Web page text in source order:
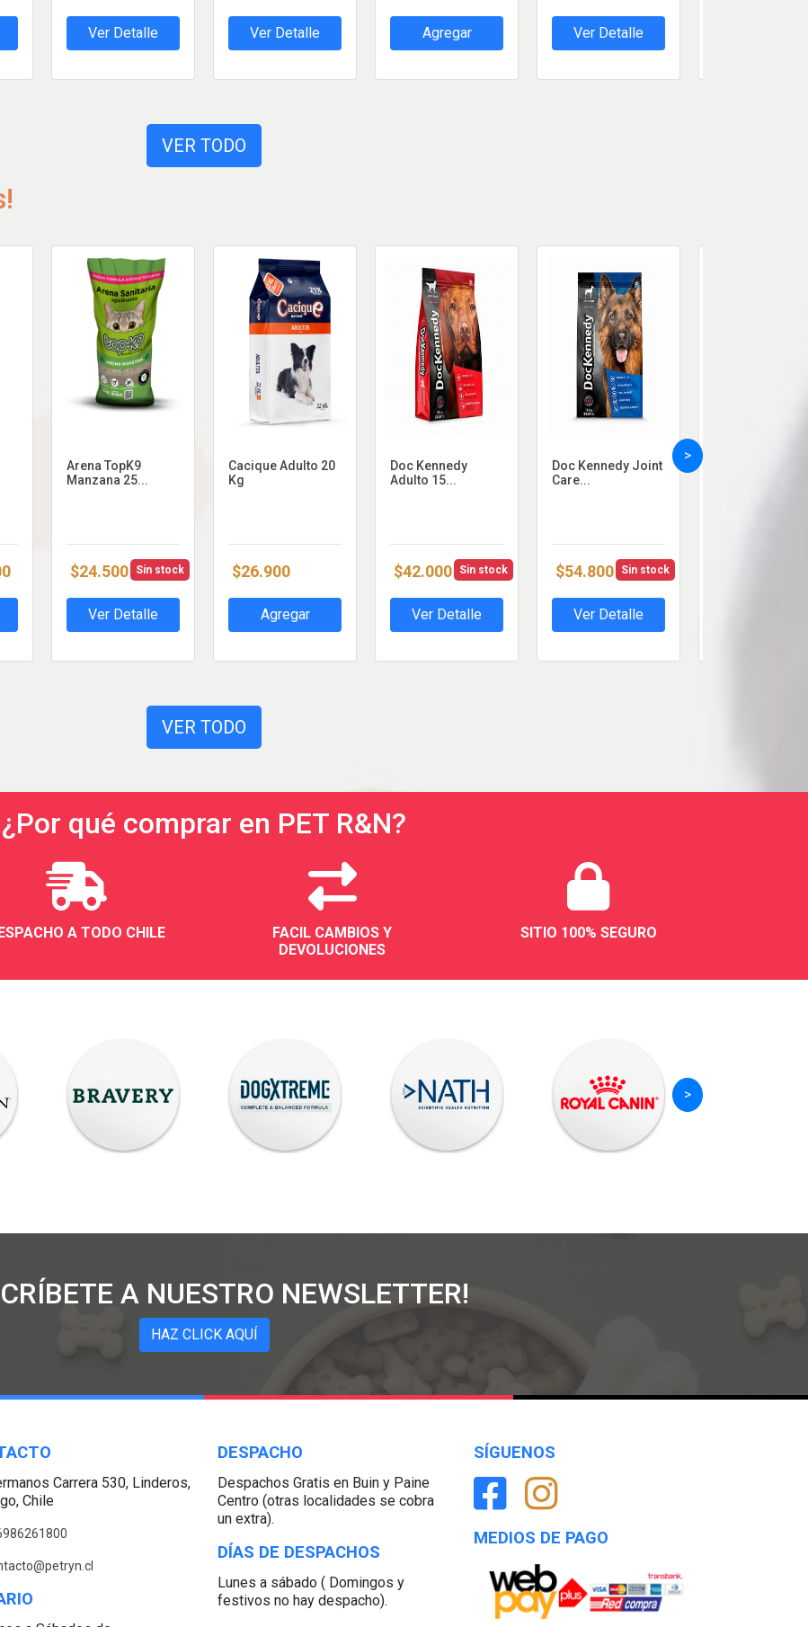
Ver Detalle Ver Detalle Agregar Ver Detalle
VER TODO
Arena TopK9
Manzana 25...
$24.500 Sin stock
Ver Detalle
Cacique Adulto 20
Kg
$26.900
Agregar
Doc Kennedy
Adulto 15...
$42.000 Sin stock
Ver Detalle
Doc Kennedy Joint
Care...
$54.800 Sin stock
Ver Detalle
>
VER TODO
¿Por qué comprar en PET R&N?
A TODO CHILE
FACIL CAMBIOS Y
DEVOLUCIONES
SITIO 100% SEGURO
>
A NUESTRO NEWSLETTER!
HAZ CLICK AQUÍ
Carrera 530, Linderos,
Chile
DESPACHO
Despachos Gratis en Buin y Paine
Centro (otras localidades se cobra
un extra).
DÍAS DE DESPACHOS
Lunes a sábado ( Domingos y
festivos no hay despacho).
SÍGUENOS
MEDIOS DE PAGO